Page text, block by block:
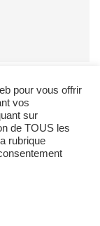
pour vous offrir
vos
sur
de TOUS les
rubrique